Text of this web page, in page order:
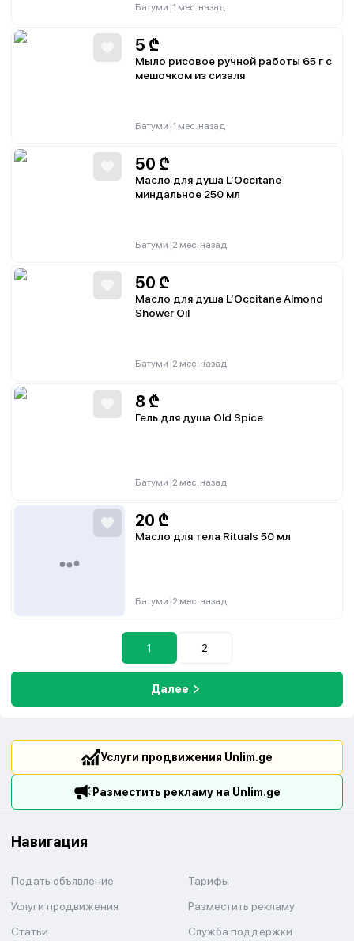
Батуми 1 мес. назад
5 ₾
Мыло рисовое ручной работы 65 г с
мешочком из сизаля
Батуми 1 мес. назад
50 ₾
Масло для душа L’Occitane
миндальное 250 мл
Батуми 2 мес. назад
50 ₾
Масло для душа L’Occitane Almond
Shower Oil
Батуми 2 мес. назад
8 ₾
Гель для душа Old Spice
Батуми 2 мес. назад
20 ₾
Масло для тела Rituals 50 мл
Батуми 2 мес. назад
1 2
Далее
Услуги продвижения Unlim.ge
Разместить рекламу на Unlim.ge
Навигация
Подать объявление
Тарифы
Услуги продвижения
Разместить рекламу
Статьи
Служба поддержки